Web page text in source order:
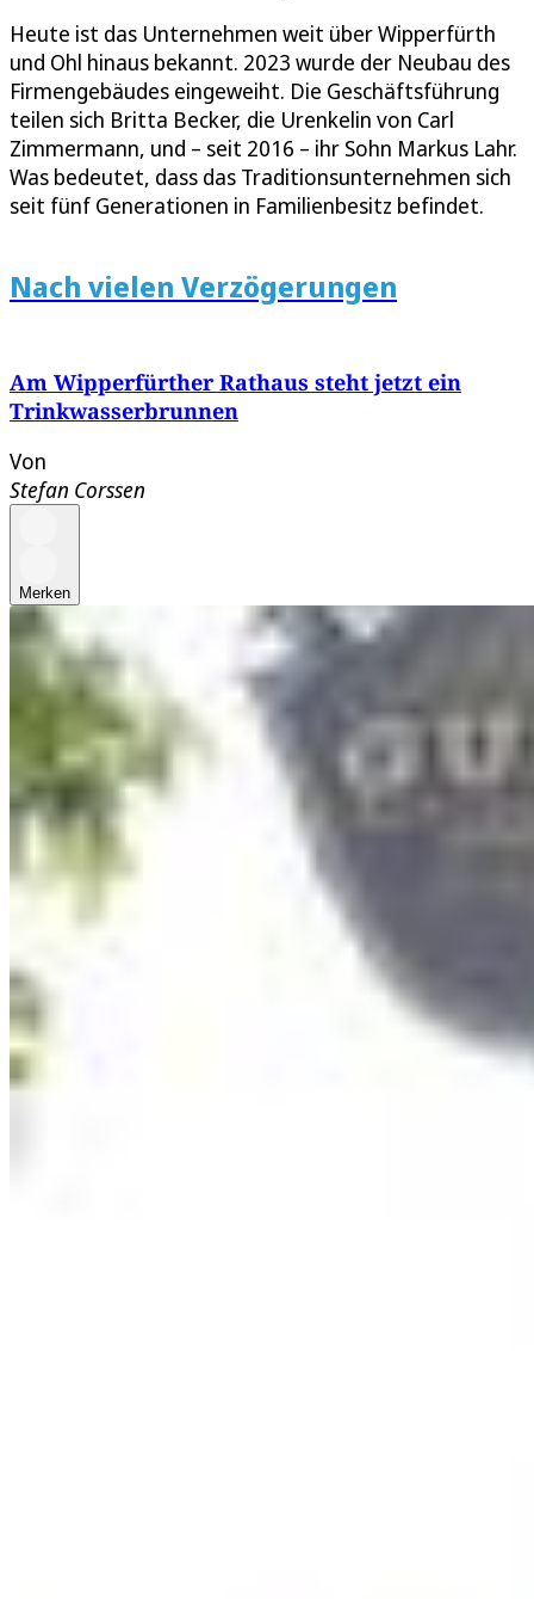
Heute ist das Unternehmen weit über Wipperfürth
und Ohl hinaus bekannt. 2023 wurde der Neubau des
Firmengebäudes eingeweiht. Die Geschäftsführung
teilen sich Britta Becker, die Urenkelin von Carl
Zimmermann, und – seit 2016 – ihr Sohn Markus Lahr.
Was bedeutet, dass das Traditionsunternehmen sich
seit fünf Generationen in Familienbesitz befindet.
Nach vielen Verzögerungen
Am Wipperfürther Rathaus steht jetzt ein
Trinkwasserbrunnen
Von
Stefan Corssen
Merken